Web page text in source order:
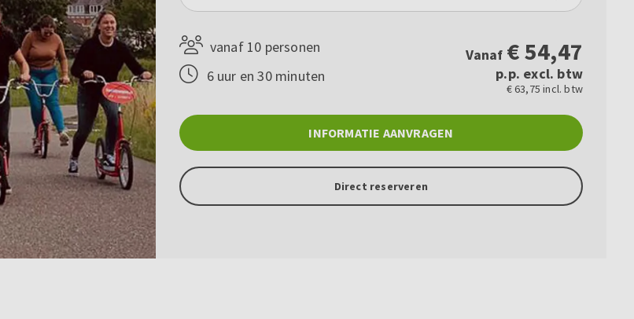
vanaf 10 personen
6 uur en 30 minuten
Vanaf €54,47
p.p. excl. btw
€ 63,75 incl. btw
INFORMATIE AANVRAGEN
Direct reserveren